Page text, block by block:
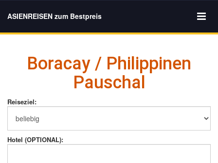
ASIENREISEN zum Bestpreis
Boracay / Philippinen
Pauschal
Reiseziel:
Hotel (OPTIONAL):